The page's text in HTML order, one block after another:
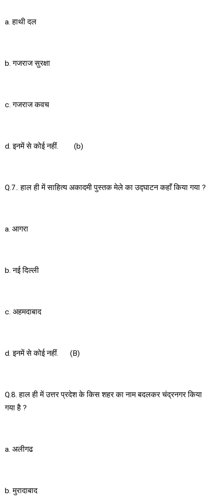
a. हाथी दल
b. गजराज सुरक्षा
c. गजराज कवच
d. इनमें से कोई नहीं. (b)
Q.7.. हाल ही में साहित्य अकादमी पुस्तक मेले का उद्घाटन कहाँ किया गया ?
a. आगरा
b. नई दिल्ली
c. अहमदाबाद
d. इनमें से कोई नहीं. (B)
Q.8. हाल ही में उत्तर प्रदेश के किस शहर का नाम बदलकर चंद्रनगर किया
गया है ?
a. अलीगढ
b. मुरादाबाद